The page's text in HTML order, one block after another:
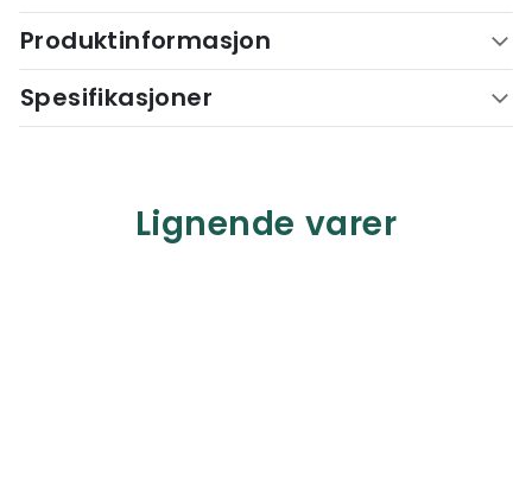
Produktinformasjon
Spesifikasjoner
Lignende varer